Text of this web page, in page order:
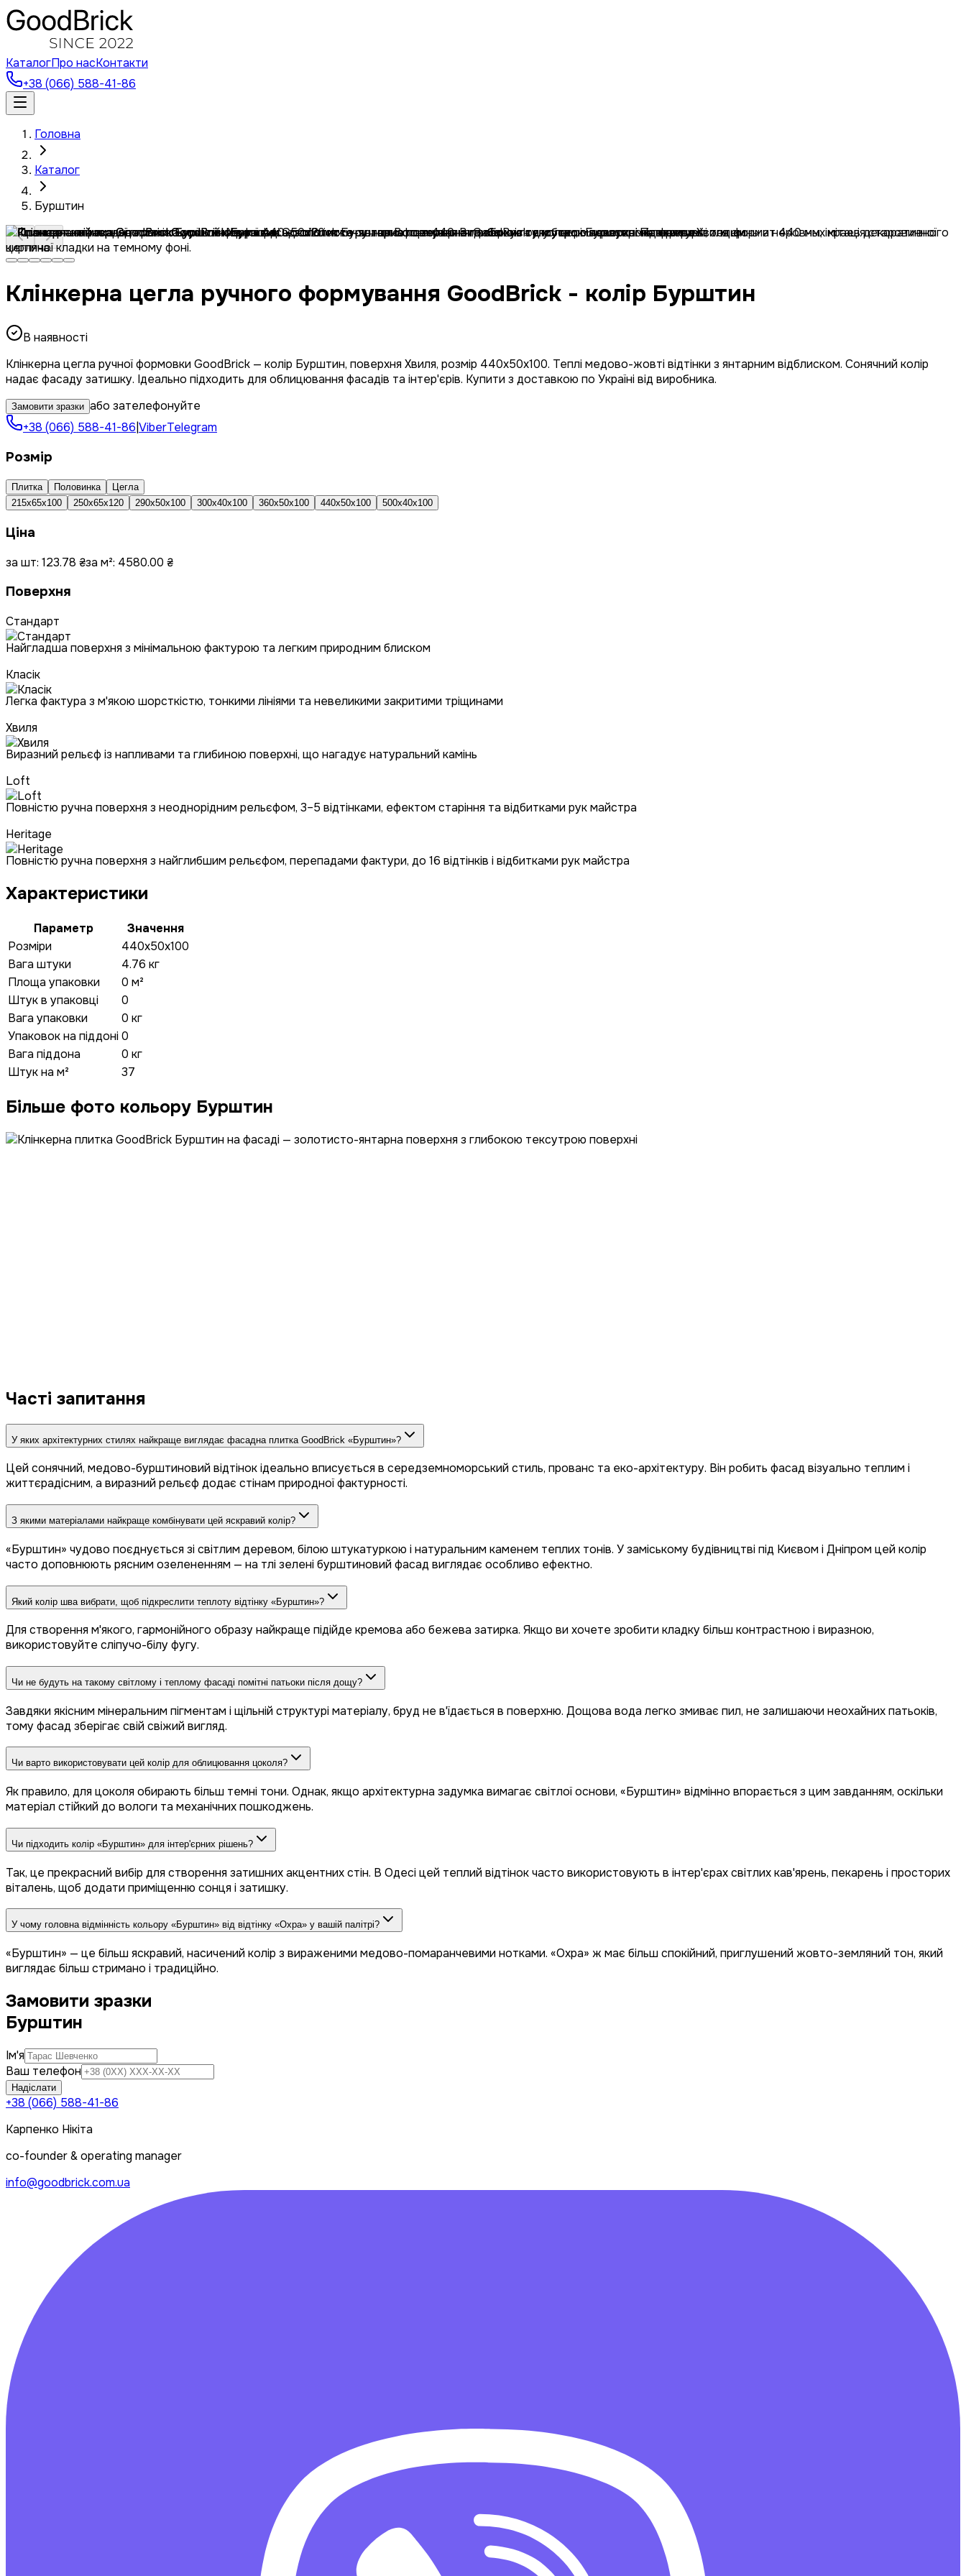
КаталогПро насКонтакти
+38 (066) 588-41-86
Головна
Каталог
Бурштин
Клінкерна цегла ручного формування GoodBrick - колір Бурштин
В наявності
Клінкерна цегла ручної формовки GoodBrick — колір Бурштин, поверхня Хвиля, розмір 440x50x100. Теплі медово-жовті відтінки з янтарним відблиском. Сонячний колір
надає фасаду затишку. Ідеально підходить для облицювання фасадів та інтер'єрів. Купити з доставкою по Україні від виробника.
Замовити зразки або зателефонуйте
+38 (066) 588-41-86 ViberTelegram
Розмір
Плитка Половинка
Цегла
215х65х100
250х65х120 290х50х100 300х40х100 360x50x100 440x50x100 500x40x100
Ціна
за шт: 123.78 ₴за м²: 4580.00 ₴
Поверхня
Стандарт
Найгладша поверхня з мінімальною фактурою та легким природним блиском
Класік
Легка фактура з м'якою шорсткістю, тонкими лініями та невеликими закритими тріщинами
Хвиля
Виразний рельєф із напливами та глибиною поверхні, що нагадує натуральний камінь
Loft
Повністю ручна поверхня з неоднорідним рельєфом, 3–5 відтінками, ефектом старіння та відбитками рук майстра
Heritage
Повністю ручна поверхня з найглибшим рельєфом, перепадами фактури, до 16 відтінків і відбитками рук майстра
Характеристики
Параметр
Значення
Розміри
440x50x100
Вага штуки
4.76 кг
Площа упаковки
0 м²
Штук в упаковці
0
Вага упаковки
0 кг
Упаковок на піддоні0
Вага піддона
0 кг
Штук на м²
37
Більше фото кольору Бурштин
Часті запитання
У яких архітектурних стилях найкраще виглядає фасадна плитка GoodBrick «Бурштин»?
Цей сонячний, медово-бурштиновий відтінок ідеально вписується в середземноморський стиль, прованс та еко-архітектуру. Він робить фасад візуально теплим і
життєрадісним, а виразний рельєф додає стінам природної фактурності.
З якими матеріалами найкраще комбінувати цей яскравий колір?
«Бурштин» чудово поєднується зі світлим деревом, білою штукатуркою і натуральним каменем теплих тонів. У заміському будівництві під Києвом і Дніпром цей колір
часто доповнюють рясним озелененням — на тлі зелені бурштиновий фасад виглядає особливо ефектно.
Який колір шва вибрати, щоб підкреслити теплоту відтінку «Бурштин»?
Для створення м'якого, гармонійного образу найкраще підійде кремова або бежева затирка. Якщо ви хочете зробити кладку більш контрастною і виразною,
використовуйте сліпучо-білу фугу.
Чи не будуть на такому світлому і теплому фасаді помітні патьоки після дощу?
Завдяки якісним мінеральним пігментам і щільній структурі матеріалу, бруд не в'їдається в поверхню. Дощова вода легко змиває пил, не залишаючи неохайних патьоків,
тому фасад зберігає свій свіжий вигляд.
Чи варто використовувати цей колір для облицювання цоколя?
Як правило, для цоколя обирають більш темні тони. Однак, якщо архітектурна задумка вимагає світлої основи, «Бурштин» відмінно впорається з цим завданням, оскільки
матеріал стійкий до вологи та механічних пошкоджень.
Чи підходить колір «Бурштин» для інтер'єрних рішень?
Так, це прекрасний вибір для створення затишних акцентних стін. В Одесі цей теплий відтінок часто використовують в інтер'єрах світлих кав'ярень, пекарень і просторих
віталень, щоб додати приміщенню сонця і затишку.
У чому головна відмінність кольору «Бурштин» від відтінку «Охра» у вашій палітрі?
«Бурштин» — це більш яскравий, насичений колір з вираженими медово-помаранчевими нотками. «Охра» ж має більш спокійний, приглушений жовто-земляний тон, який
виглядає більш стримано і традиційно.
Замовити зразки
Бурштин
Ім'я
Ваш телефон
Надіслати
+38 (066) 588-41-86
Карпенко Нікіта
co-founder & operating manager
info@goodbrick.com.ua